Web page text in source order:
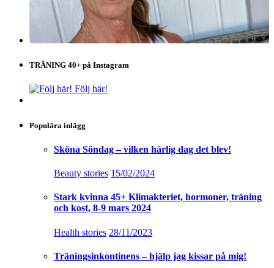
TRÄNING 40+ på Instagram
Följ här!
Populära inlägg
Sköna Söndag – vilken härlig dag det blev!
Beauty stories 15/02/2024
Stark kvinna 45+ Klimakteriet, hormoner, träning
och kost, 8-9 mars 2024
Health stories 28/11/2023
Träningsinkontinens – hjälp jag kissar på mig!